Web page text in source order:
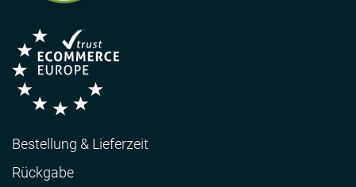
Bestellung & Lieferzeit
Rückgabe